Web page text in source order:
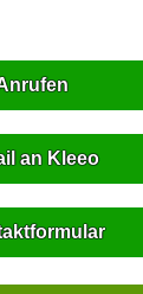
an Kleeo